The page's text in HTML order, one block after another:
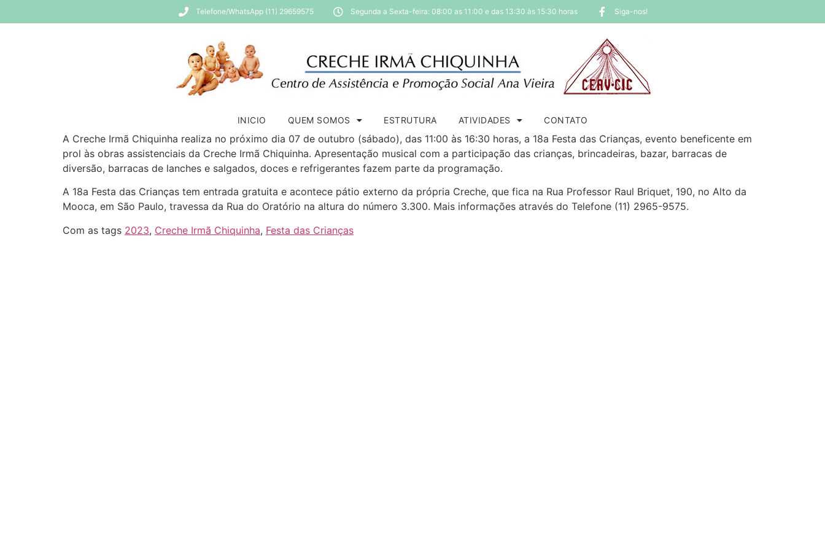
Telefone/WhatsApp (11) 29659575 Segunda a Sexta-feira: 08:00 as 11:00 e das 13:30 às 15:30 horas Siga-nos!
INICIO QUEM SOMOS ESTRUTURA ATIVIDADES CONTATO
A Creche Irmã Chiquinha realiza no próximo dia 07 de outubro (sábado), das 11:00 às 16:30 horas, a 18a Festa das Crianças, evento beneficente em
prol às obras assistenciais da Creche Irmã Chiquinha. Apresentação musical com a participação das crianças, brincadeiras, bazar, barracas de
diversão, barracas de lanches e salgados, doces e refrigerantes fazem parte da programação.
A 18a Festa das Crianças tem entrada gratuita e acontece pátio externo da própria Creche, que fica na Rua Professor Raul Briquet, 190, no Alto da
Mooca, em São Paulo, travessa da Rua do Oratório na altura do número 3.300. Mais informações através do Telefone (11) 2965-9575.
Com as tags 2023, Creche Irmã Chiquinha, Festa das Crianças